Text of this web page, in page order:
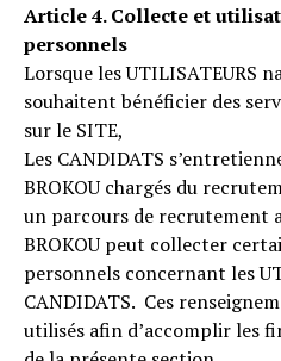
Article 4. Collecte et
personnels
Lorsque les UTILISATEURS
souhaitent bénéficier des
sur le SITE,
Les CANDIDATS
BROKOU chargés du
un parcours de recrutement
BROKOU peut collecter
personnels concernant les
CANDIDATS. Ces
utilisés afin d’accomplir les